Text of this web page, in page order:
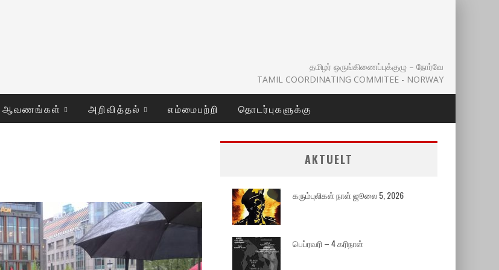
தமிழர் ஒருங்கிணைப்புக்குழு – நோர்வே
TAMIL COORDINATING COMMITEE - NORWAY
ஆவணங்கள் அறிவித்தல் எம்மைபற்றி தொடர்புகளுக்கு
AKTUELT
கரும்புலிகள் நாள் ஜூலை 5, 2026
பெப்ரவரி – 4 கரிநாள்